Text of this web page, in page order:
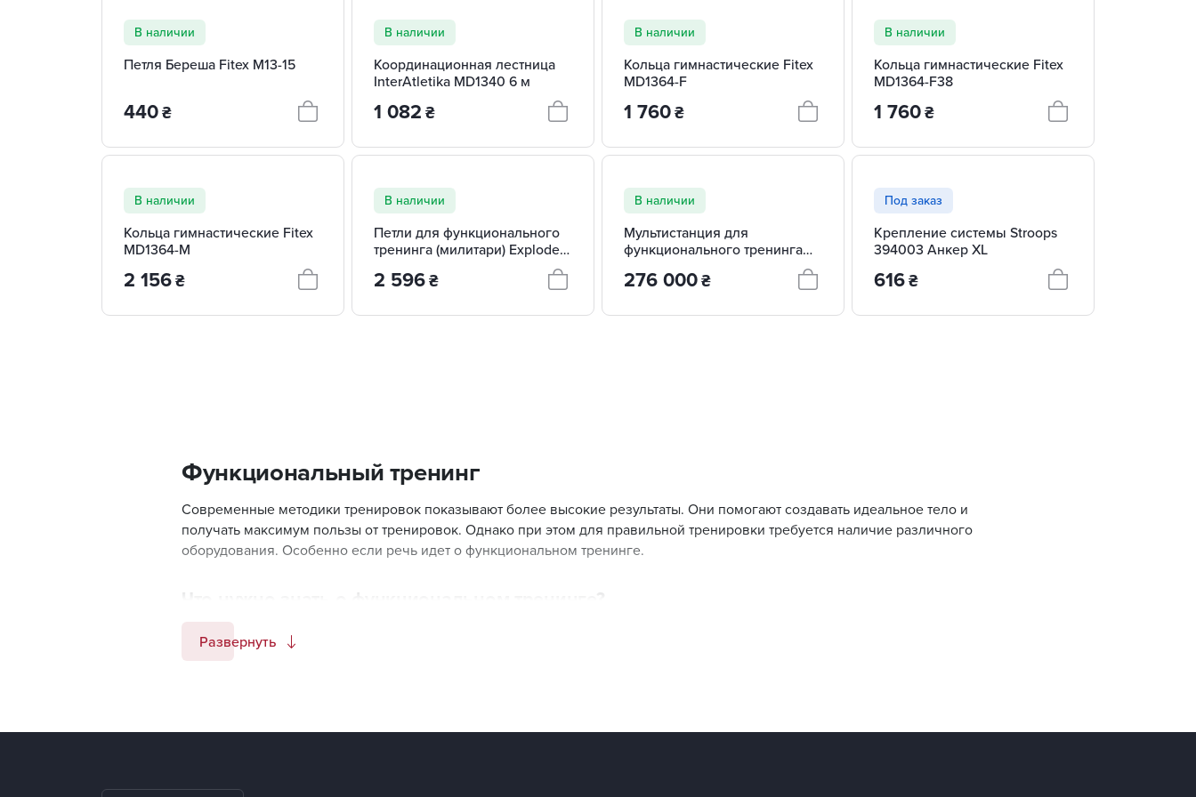
В наличии
Петля Береша Fitex M13-15
440₴
В наличии
Координационная лестница
InterAtletika MD1340 6 м
1 082₴
В наличии
Кольца гимнастические Fitex
MD1364-F
1 760₴
В наличии
Кольца гимнастические Fitex
MD1364-F38
1 760₴
В наличии
Кольца гимнастические Fitex
MD1364-M
2 156₴
В наличии
Петли для функционального
тренинга (милитари) Explode
2 596₴
В наличии
Мультистанция для
функционального тренинга
276 000₴
Под заказ
Крепление системы Stroops
394003 Анкер XL
616₴
Функциональный тренинг
Современные методики тренировок показывают более высокие результаты. Они помогают создавать идеальное тело и
получать максимум пользы от тренировок. Однако при этом для правильной тренировки требуется наличие различного
оборудования. Особенно если речь идет о функциональном тренинге.
Что нужно знать о функциональном тренинге?
тонус. Тренировки основываются на повторении природных движений человека. Встречаются самые разные разновидности
Развернуть